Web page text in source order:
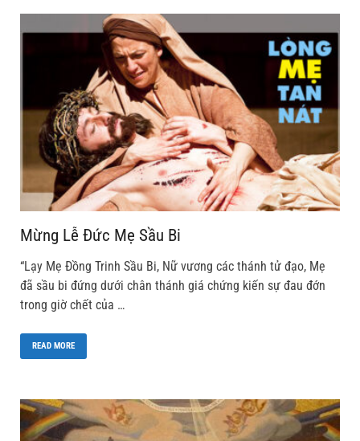
Mừng Lễ Đức Mẹ Sầu Bi
“Lạy Mẹ Ðồng Trinh Sầu Bi, Nữ vương các thánh tử đạo, Mẹ
đã sầu bi đứng dưới chân thánh giá chứng kiến sự đau đớn
trong giờ chết của …
READ MORE